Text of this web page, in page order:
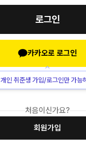
로그인
카카오로 로그인
개인 취준생 가입/로그인만 가능
처음이신가요?
회원가입